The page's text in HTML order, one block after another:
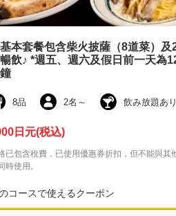
本套餐包含柴火披薩（8道菜）及
飲♪ *週五、週六及假日前一天為
8品 2名 ～ 飲み放題あり
日元(税込)
已包含稅費，已使用優惠券折扣，但不能與其
時使用。
コースで使えるクーポン